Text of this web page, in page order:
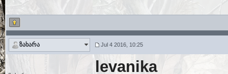
ზახარა Jul 4 2016, 10:25
levanika